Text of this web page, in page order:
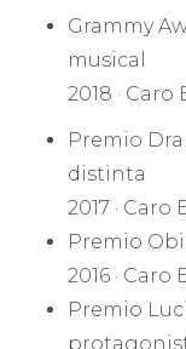
Grammy
musical
2018 ·
Premio
distinta
2017 · Caro
Premio
2016 · Caro
Premio